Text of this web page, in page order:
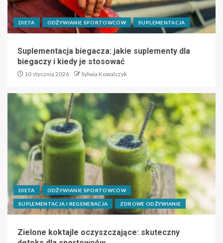
DIETA ODŻYWIANIE SPORTOWCÓW SUPLEMENTACJA
Suplementacja biegacza: jakie suplementy dla
biegaczy i kiedy je stosować
10 stycznia 2026 Sylwia Kowalczyk
DIETA ODŻYWIANIE SPORTOWCÓW
SUPLEMENTACJA I REGENERACJA ZDROWE ODŻYWIANIE
Zielone koktajle oczyszczające: skuteczny